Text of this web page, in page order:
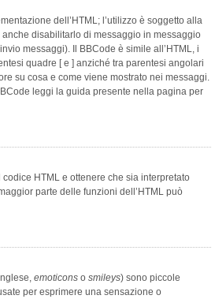
dell’HTML; l’utilizzo è soggetto alla
disabilitarlo di messaggio in messaggio
messaggi). Il BBCode è simile all’HTML, i
quadre [ e ] anziché tra parentesi angolari
su cosa e come viene mostrato nei messaggi.
leggi la guida presente nella pagina per
HTML e ottenere che sia interpretato
parte delle funzioni dell’HTML può
emoticons o smileys) sono piccole
per esprimere una sensazione o